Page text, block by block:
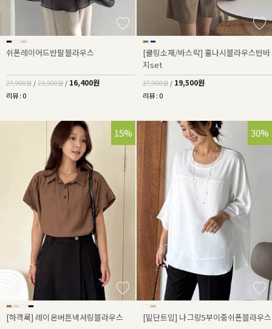
쉬폰레이어드반팔블라우스
27,900원 / 23,500원 / 16,400원
리뷰 : 0
[쿨링소재/바스락] 훌나시블라우스반바
지set
27,900원 / 19,500원
리뷰 : 0
15%
[하객룩] 레이온버튼넥셔링블라우스
30%
[밑단트임] 나그랑5부이중쉬폰블라우스